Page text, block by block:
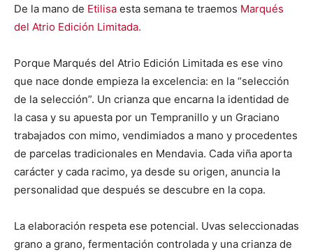
De la mano de Etilisa esta semana te traemos Marqués
del Atrio Edición Limitada.
Porque Marqués del Atrio Edición Limitada es ese vino
que nace donde empieza la excelencia: en la “selección
de la selección”. Un crianza que encarna la identidad de
la casa y su apuesta por un Tempranillo y un Graciano
trabajados con mimo, vendimiados a mano y procedentes
de parcelas tradicionales en Mendavia. Cada viña aporta
carácter y cada racimo, ya desde su origen, anuncia la
personalidad que después se descubre en la copa.
La elaboración respeta ese potencial. Uvas seleccionadas
grano a grano, fermentación controlada y una crianza de